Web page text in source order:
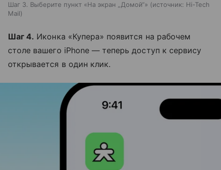
Шаг 3. Выберите пункт «На экран „Домой“» источник: Hi-Tech
Mail
Шаг 4. Иконка «Купера» появится на рабочем
столе вашего iPhone — теперь доступ к сервису
открывается в один клик.